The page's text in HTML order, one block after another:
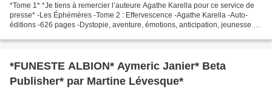
*Tome 1* *Je tiens à remercier l’auteure Agathe Karella pour ce service de
presse* -Les Éphémères -Tome 2 : Effervescence -Agathe Karella -Auto-
éditions -626 pages -Dystopie, aventure, émotions, anticipation, jeunesse *
*FUNESTE ALBION* Aymeric Janier* Beta
Publisher* par Martine Lévesque*